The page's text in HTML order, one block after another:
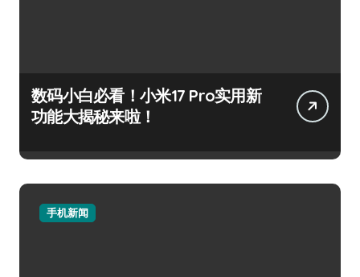
数码小白必看！小米17 Pro实用新
功能大揭秘来啦！
手机新闻